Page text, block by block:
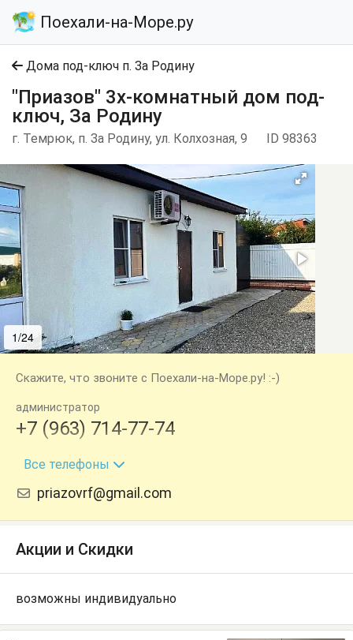
Поехали-на-Море.ру
Дома под-ключ п. За Родину
"Приазов" 3х-комнатный дом под-
ключ, За Родину
г. Темрюк, п. За Родину, ул. Колхозная, 9 ID 98363
1/24
Скажите, что звоните с Поехали-на-Море.ру! :-)
администратор
+7 (963) 714-77-74
+7 (918) 466-41-66
Все телефоны
priazovrf@gmail.com
Акции и Скидки
возможны индивидуально